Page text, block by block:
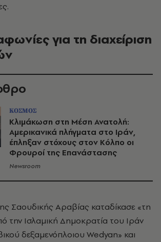
για τη διαχείριση
ΚΟΣΜΟΣ
Κλιμάκωση στη Μέση Ανατολή:
Αμερικανικά πλήγματα στο Ιράν,
έπληξαν στόχους στον Κόλπο οι
Φρουροί της Επανάστασης
Newsroom
Σαουδικής Αραβίας καταδίκασε «τη
την Ισλαμική Δημοκρατία του Ιράν
δεξαμενόπλοιου Wedyan» και